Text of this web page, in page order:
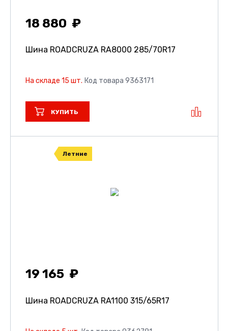
18 880
Шина ROADCRUZA RA8000 285/70R17
На складе 15 шт. Код товара 9363171
КУПИТЬ
Летние
19 165
Шина ROADCRUZA RA1100 315/65R17